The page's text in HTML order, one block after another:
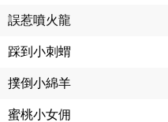
誤惹噴火龍
踩到小刺蝟
撲倒小綿羊
蜜桃小女佣